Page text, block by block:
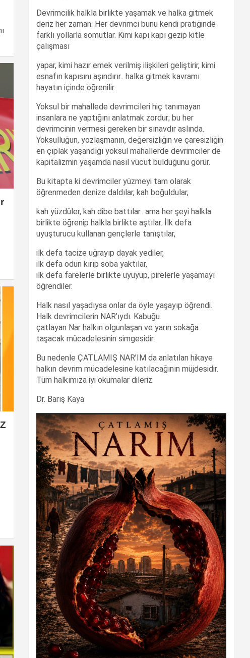
Devrimcilik halkla birlikte yaşamak ve halka gitmek
deriz her zaman. Her devrimci bunu kendi pratiğinde
farklı yollarla somutlar. Kimi kapı kapı gezip kitle
çalışması
yapar, kimi hazır emek verilmiş ilişkileri geliştirir, kimi
esnafın kapısını aşındırır.. halka gitmek kavramı
hayatın içinde öğrenilir.
Yoksul bir mahallede devrimcileri hiç tanımayan
insanlara ne yaptığını anlatmak zordur; bu her
devrimcinin vermesi gereken bir sınavdır aslında.
Yoksulluğun, yozlaşmanın, değersizliğin ve çaresizliğin
en çıplak yaşandığı yoksul mahallerde devrimciler de
kapitalizmin yaşamda nasıl vücut bulduğunu görür.
Bu kitapta ki devrimciler yüzmeyi tam olarak
öğrenmeden denize daldılar, kah boğuldular,
kah yüzdüler, kah dibe battılar.. ama her şeyi halkla
birlikte öğrenip halkla birlikte aştılar. İlk defa
uyuşturucu kullanan gençlerle tanıştılar,
ilk defa tacize uğrayıp dayak yediler,
ilk defa odun kırıp soba yaktılar,
ilk defa farelerle birlikte uyuyup, pirelerle yaşamayı
öğrendiler.
Halk nasıl yaşadıysa onlar da öyle yaşayıp öğrendi.
Halk devrimcilerin NAR’ıydı. Kabuğu
çatlayan Nar halkın olgunlaşan ve yarın sokağa
taşacak mücadelesinin simgesidir.
Bu nedenle ÇATLAMIŞ NAR’IM da anlatılan hikaye
halkın devrim mücadelesine katılacağının müjdesidir.
Tüm halkımıza iyi okumalar dileriz.
Dr. Barış Kaya